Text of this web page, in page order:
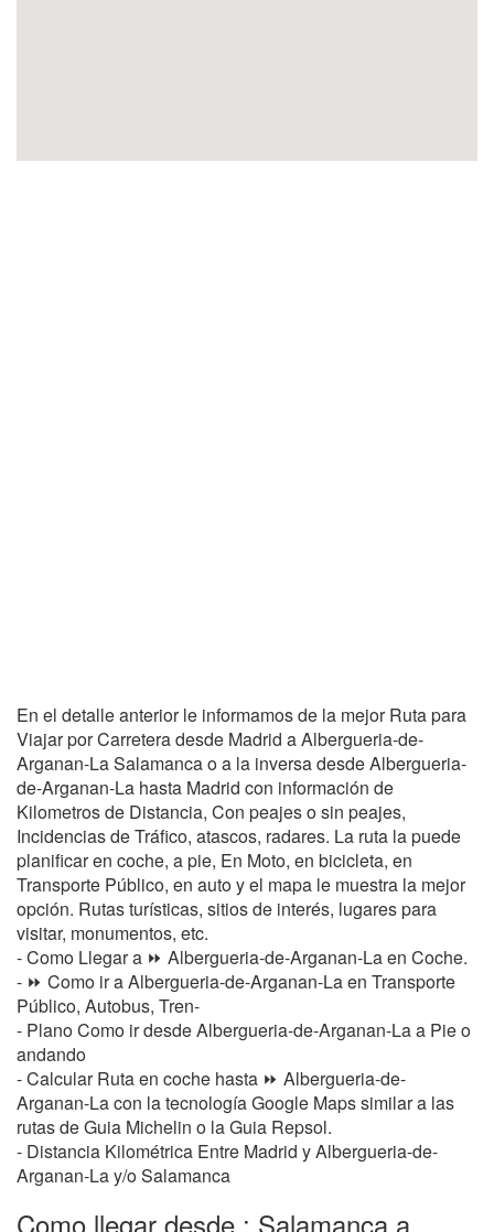
En el detalle anterior le informamos de la mejor Ruta para
Viajar por Carretera desde Madrid a Albergueria-de-
Arganan-La Salamanca o a la inversa desde Albergueria-
de-Arganan-La hasta Madrid con información de
Kilometros de Distancia, Con peajes o sin peajes,
Incidencias de Tráfico, atascos, radares. La ruta la puede
planificar en coche, a pie, En Moto, en bicicleta, en
Transporte Público, en auto y el mapa le muestra la mejor
opción. Rutas turísticas, sitios de interés, lugares para
visitar, monumentos, etc.
- Como Llegar a ⏩ Albergueria-de-Arganan-La en Coche.
- ⏩ Como ir a Albergueria-de-Arganan-La en Transporte
Público, Autobus, Tren-
- Plano Como ir desde Albergueria-de-Arganan-La a Pie o
andando
- Calcular Ruta en coche hasta ⏩ Albergueria-de-
Arganan-La con la tecnología Google Maps similar a las
rutas de Guia Michelin o la Guia Repsol.
- Distancia Kilométrica Entre Madrid y Albergueria-de-
Arganan-La y/o Salamanca
Como llegar desde : Salamanca a